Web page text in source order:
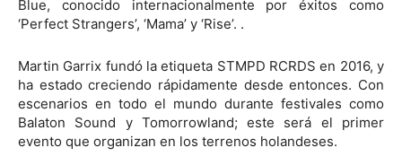
Blue, conocido internacionalmente por éxitos como
‘Perfect Strangers’, ‘Mama’ y ‘Rise’. .
Martin Garrix fundó la etiqueta STMPD RCRDS en 2016, y
ha estado creciendo rápidamente desde entonces. Con
escenarios en todo el mundo durante festivales como
Balaton Sound y Tomorrowland; este será el primer
evento que organizan en los terrenos holandeses.